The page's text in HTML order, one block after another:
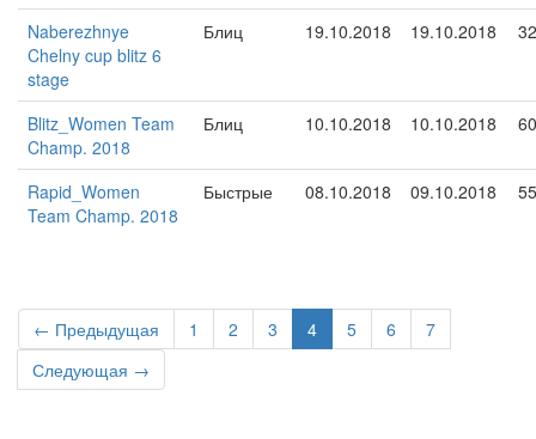
Naberezhnye
Chelny cup blitz 6
stage
Блиц 19.10.2018 19.10.2018 32
Blitz_Women Team
Champ. 2018
Блиц 10.10.2018 10.10.2018 60
Rapid_Women
Team Champ. 2018
Быстрые 08.10.2018 09.10.2018 55
← Предыдущая 1 2 3 4 5 6
7
Следующая →